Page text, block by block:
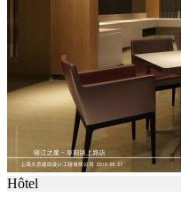
Hôtel